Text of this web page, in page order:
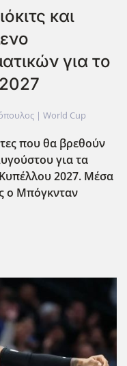
και
για το
| World Cup
που θα βρεθούν
για τα
2027. Μέσα
ο Μπόγκνταν